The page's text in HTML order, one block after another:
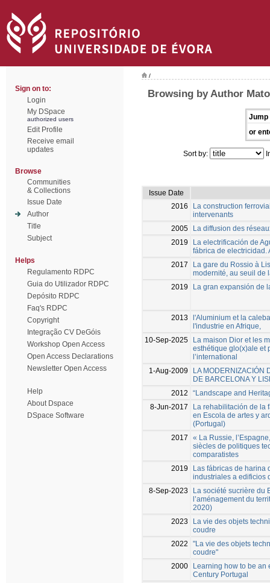
Sign on to:
Login
My DSpace
authorized users
Edit Profile
Receive email
updates
Browse
Communities
& Collections
Issue Date
Author
Title
Subject
Helps
Regulamento RDPC
Guia do Utilizador RDPC
Depósito RDPC
Faq's RDPC
Copyright
Integração CV DeGóis
Workshop Open Access
Open Access Declarations
Newsletter Open Access
Help
About Dspace
DSpace Software
/
Browsing by Author
Jump
or
Sort by:
Issue Date
2016
La construction
intervenants
2005
La diffusion des
2019
La electrificación de
fábrica de electricidad.
2017
La gare du Rossio à
modernité, au seuil de
2019
La gran expansión de
2013
l'Aluminium et la
l'industrie en Afrique,
10-Sep-2025
La maison Dior et les
esthétique glo(x)ale et
l’international
1-Aug-2009
LA MODERNIZACIÓN
DE BARCELONA Y
2012
“Landscape and
8-Jun-2017
La rehabilitación de la
en Escola de artes y
(Portugal)
2017
« La Russie,
siècles de politiques
comparatistes
2019
Las fábricas de harina
industriales a edificios
8-Sep-2023
La société sucrière du
l’aménagement du
2020)
2023
La vie des objets
coudre
2022
"La vie des objets
coudre"
2000
Learning how to be an
Century Portugal